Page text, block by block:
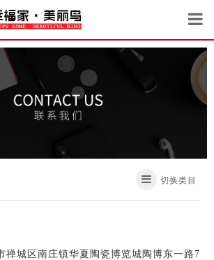
切换类目
禅城区南庄镇华夏陶瓷博览城陶博东一路7